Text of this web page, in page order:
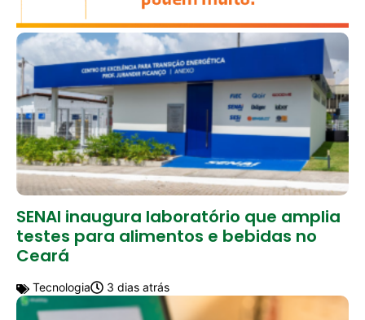
SENAI inaugura laboratório que amplia
testes para alimentos e bebidas no
Ceará
Tecnologia 3 dias atrás